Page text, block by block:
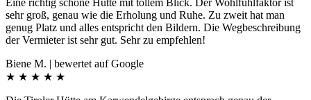
Eine richtig schöne Hütte mit tollem Blick. Der Wohlfühlfaktor ist
sehr groß, genau wie die Erholung und Ruhe. Zu zweit hat man
genug Platz und alles entspricht den Bildern. Die Wegbeschreibung
der Vermieter ist sehr gut. Sehr zu empfehlen!
Biene M. | bewertet auf Google
★ ★ ★ ★ ★